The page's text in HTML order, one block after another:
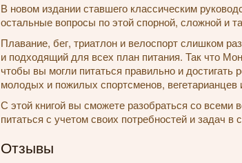
В новом издании ставшего классическим
остальные вопросы по этой спорной, сложной и
Плавание, бег, триатлон и велоспорт слишком
и подходящий для всех план питания. Так что
чтобы вы могли питаться правильно и
молодых и пожилых спортсменов, вегетарианцев
С этой книгой вы сможете разобраться со всеми
питаться с учетом своих потребностей и задач в
Отзывы